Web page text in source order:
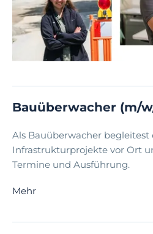
Bauüberwacher (m/
Als Bauüberwacher begleitest
Infrastrukturprojekte vor Ort
Termine und Ausführung.
Mehr